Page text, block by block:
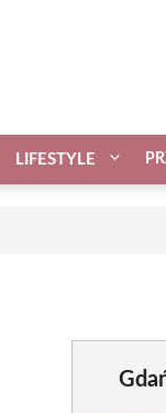
LIFESTYLE